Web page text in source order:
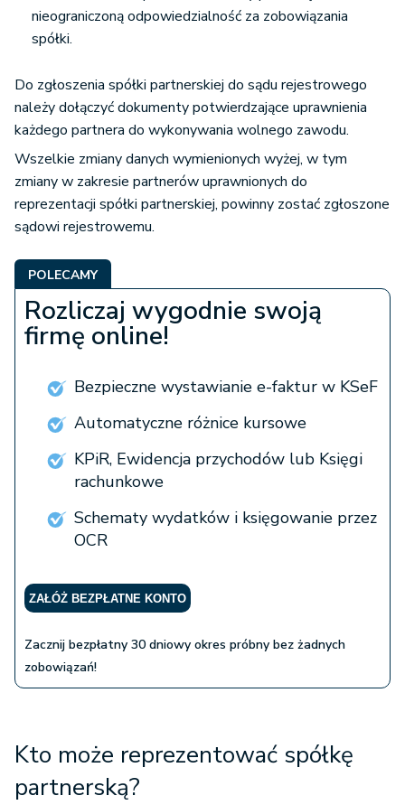
nieograniczoną odpowiedzialność za zobowiązania
spółki.
Do zgłoszenia spółki partnerskiej do sądu rejestrowego
należy dołączyć dokumenty potwierdzające uprawnienia
każdego partnera do wykonywania wolnego zawodu.
Wszelkie zmiany danych wymienionych wyżej, w tym
zmiany w zakresie partnerów uprawnionych do
reprezentacji spółki partnerskiej, powinny zostać zgłoszone
sądowi rejestrowemu.
POLECAMY
Rozliczaj wygodnie swoją
firmę online!
Bezpieczne wystawianie e-faktur w KSeF
Automatyczne różnice kursowe
KPiR, Ewidencja przychodów lub Księgi
rachunkowe
Schematy wydatków i księgowanie przez
OCR
ZAŁÓŻ BEZPŁATNE KONTO
Zacznij bezpłatny 30 dniowy okres próbny bez żadnych
zobowiązań!
Kto może reprezentować spółkę
partnerską?